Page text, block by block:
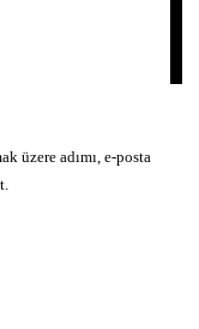
üzere adımı, e-posta